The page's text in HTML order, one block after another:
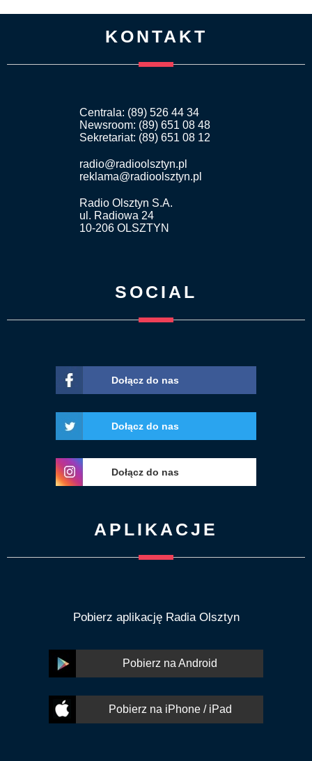
KONTAKT
Centrala: (89) 526 44 34
Newsroom: (89) 651 08 48
Sekretariat: (89) 651 08 12
radio@radioolsztyn.pl
reklama@radioolsztyn.pl
Radio Olsztyn S.A.
ul. Radiowa 24
10-206 OLSZTYN
SOCIAL
Dołącz do nas
Dołącz do nas
Dołącz do nas
APLIKACJE
Pobierz aplikację Radia Olsztyn
Pobierz na Android
Pobierz na iPhone / iPad